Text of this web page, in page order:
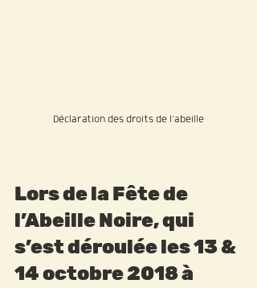
Déclaration des droits de l'abeille
Lors de la Fête de
l’Abeille Noire, qui
s’est déroulée les 13 &
14 octobre 2018 à